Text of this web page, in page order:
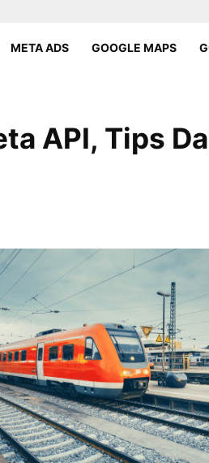
META ADS GOOGLE MAPS
API, Tips